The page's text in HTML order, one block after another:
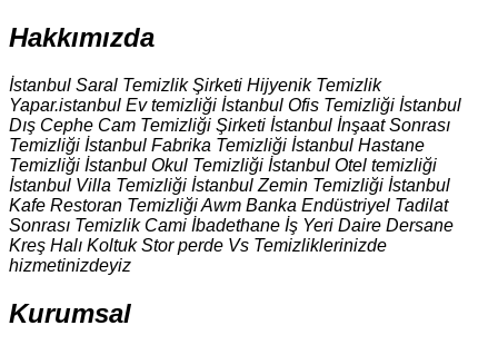
Hakkımızda
İstanbul Saral Temizlik Şirketi Hijyenik Temizlik
Yapar.istanbul Ev temizliği İstanbul Ofis Temizliği İstanbul
Dış Cephe Cam Temizliği Şirketi İstanbul İnşaat Sonrası
Temizliği İstanbul Fabrika Temizliği İstanbul Hastane
Temizliği İstanbul Okul Temizliği İstanbul Otel temizliği
İstanbul Villa Temizliği İstanbul Zemin Temizliği İstanbul
Kafe Restoran Temizliği Awm Banka Endüstriyel Tadilat
Sonrası Temizlik Cami İbadethane İş Yeri Daire Dersane
Kreş Halı Koltuk Stor perde Vs Temizliklerinizde
hizmetinizdeyiz
Kurumsal